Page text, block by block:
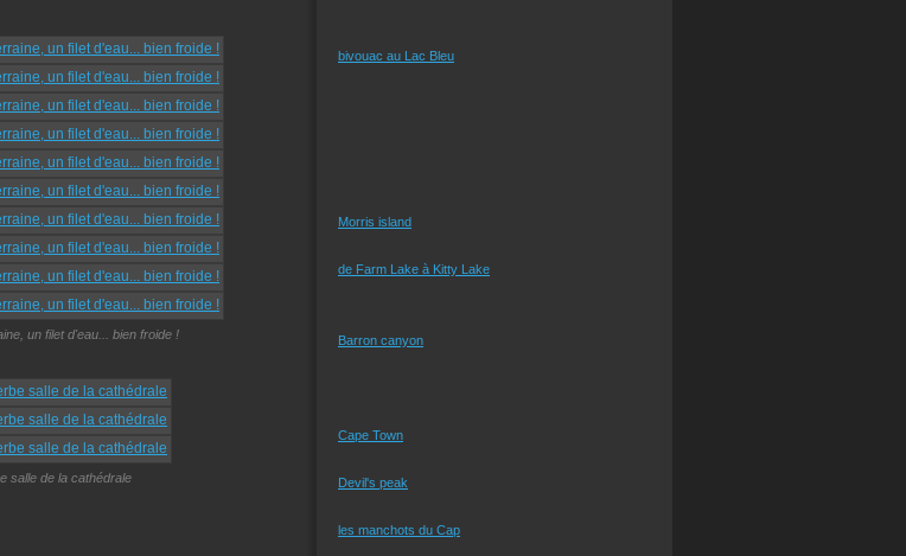
un filet d'eau... bien froide !
salle de la cathédrale
bivouac au Lac Bleu
Morris island
de Farm Lake à Kitty Lake
Barron canyon
Cape Town
Devil's peak
les manchots du Cap